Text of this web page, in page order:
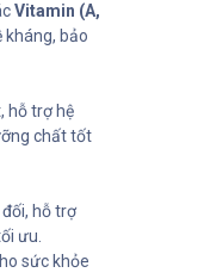
Vitamin (A,
kháng, bảo
hỗ trợ hệ
chất tốt
hỗ trợ
ưu.
sức khỏe